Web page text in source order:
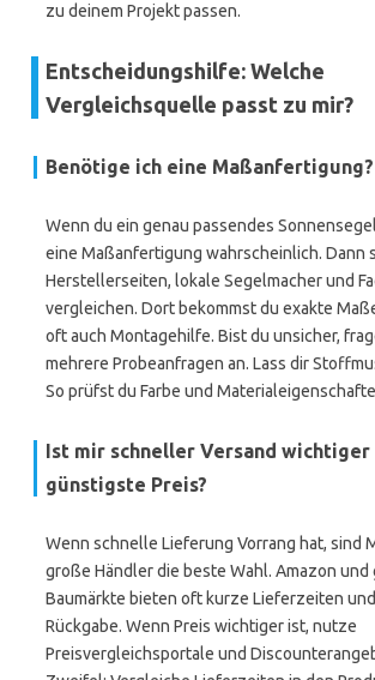
zu deinem Projekt passen.
Entscheidungshilfe: Welche
Vergleichsquelle passt zu mir?
Benötige ich eine Maßanfertigung?
Wenn du ein genau passendes
eine Maßanfertigung wahrscheinlich. Dann
Herstellerseiten, lokale Segelmacher und
vergleichen. Dort bekommst du exakte
oft auch Montagehilfe. Bist du unsicher,
mehrere Probeanfragen an. Lass dir
So prüfst du Farbe und
Ist mir schneller Versand wichtiger
günstigste Preis?
Wenn schnelle Lieferung Vorrang hat, sind
große Händler die beste Wahl. Amazon und
Baumärkte bieten oft kurze Lieferzeiten
Rückgabe. Wenn Preis wichtiger ist, nutze
Preisvergleichsportale und